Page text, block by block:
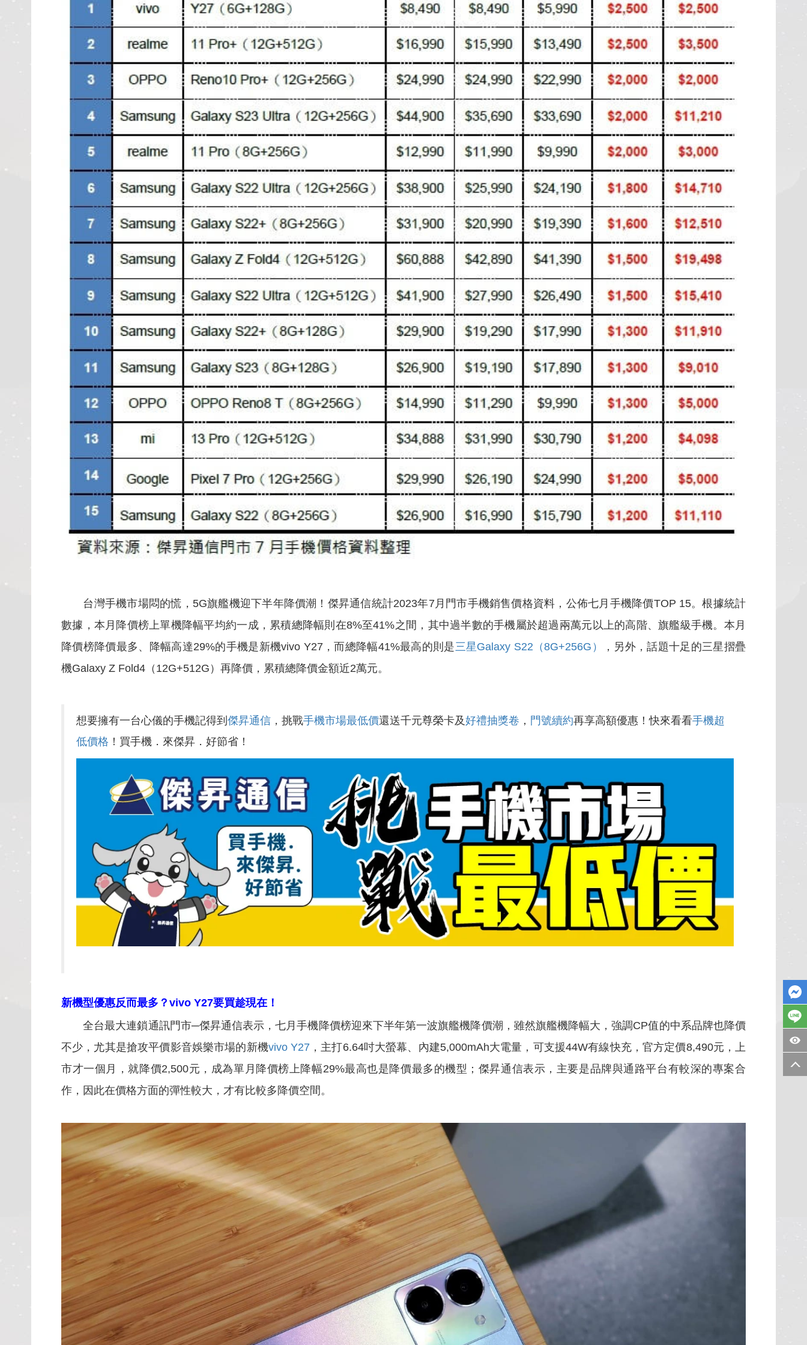
台灣手機市場悶的慌，5G旗艦機迎下半年降價潮！傑昇通信統計2023年7月門市手機銷售價格資料，公佈七月手機降價TOP 15。根據統計
數據，本月降價榜上單機降幅平均約一成，累積總降幅則在8%至41%之間，其中過半數的手機屬於超過兩萬元以上的高階、旗艦級手機。本月
降價榜降價最多、降幅高達29%的手機是新機vivo Y27，而總降幅41%最高的則是三星Galaxy S22（8G+256G）
，另外，話題十足的三星摺疊
機Galaxy Z Fold4（12G+512G）再降價，累積總降價金額近2萬元。
想要擁有一台心儀的手機記得到傑昇通信 ，挑戰手機市場最低價還送千元尊榮卡及好禮抽獎卷 ， 門號續約再享高額優惠！快來看看手機超
低價格 ！買手機．來傑昇．好節省！
新機型優惠反而最多？ vivo Y27要買趁現在！
全台最大連鎖通訊門市─傑昇通信表示，七月手機降價榜迎來下半年第一波旗艦機降價潮，雖然旗艦機降幅大，強調CP值的中系品牌也降價
不少，尤其是搶攻平價影音娛樂市場的新機vivo Y27 ，主打6.64吋大螢幕、內建5,000mAh大電量，可支援44W有線快充，官方定價8,490元，上
市才一個月，就降價2,500元，成為單月降價榜上降幅29%最高也是降價最多的機型；傑昇通信表示，主要是品牌與通路平台有較深的專案合
作，因此在價格方面的彈性較大，才有比較多降價空間。